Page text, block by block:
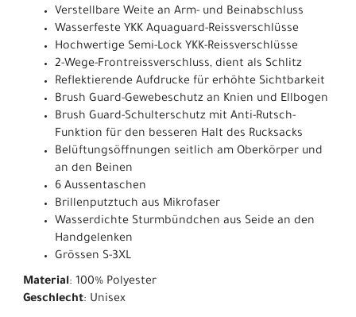
Verstellbare Weite an Arm- und Beinabschluss
Wasserfeste YKK Aquaguard-Reissverschlüsse
Hochwertige Semi-Lock YKK-Reissverschlüsse
2-Wege-Frontreissverschluss, dient als Schlitz
Reflektierende Aufdrucke für erhöhte Sichtbarkeit
Brush Guard-Gewebeschutz an Knien und Ellbogen
Brush Guard-Schulterschutz mit Anti-Rutsch-
Funktion für den besseren Halt des Rucksacks
Belüftungsöffnungen seitlich am Oberkörper und
an den Beinen
6 Aussentaschen
Brillenputztuch aus Mikrofaser
Wasserdichte Sturmbündchen aus Seide an den
Handgelenken
Grössen S-3XL
Material: 100% Polyester
Geschlecht: Unisex